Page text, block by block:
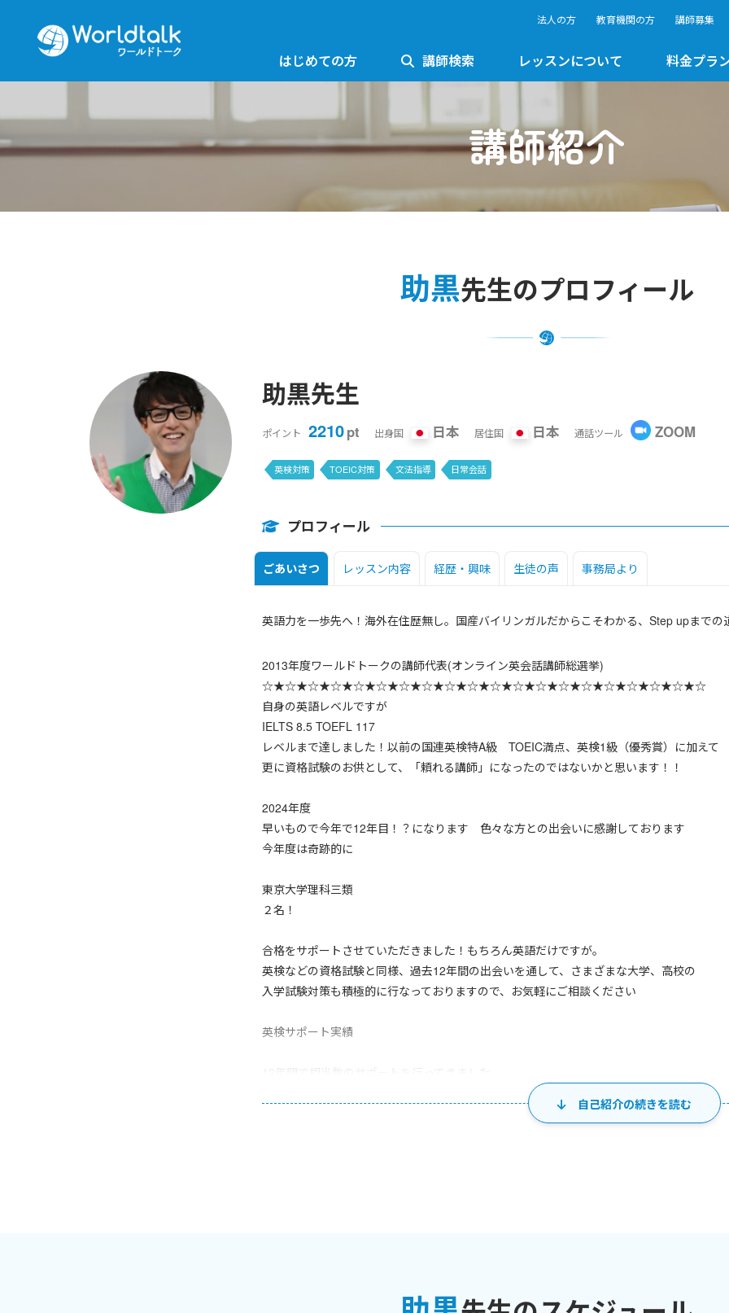
法人の方 教育機関の方 講師募集
はじめての方 講師検索 レッスンについて 料金プラ
講師紹介
助黒先生のプロフィール
助黒先生
ポイント 2210pt 出身国 日本 居住国 日本 通話ツール ZOOM
英検対策 TOEIC対策 文法指導 日常会話
プロフィール
ごあいさつ レッスン内容 経歴・興味 生徒の声 事務局より
英語力を一歩先へ！海外在住歴無し。国産バイリンガルだからこそわかる、Step upまでの
2013年度ワールドトークの講師代表(オンライン英会話講師総選挙)
☆★☆★☆★☆★☆★☆★☆★☆★☆★☆★☆★☆★☆★☆★☆★☆★☆★☆★☆★☆
自身の英語レベルですが
IELTS 8.5 TOEFL 117
レベルまで達しました！以前の国連英検特A級 TOEIC満点、英検1級（優秀賞）に加えて
更に資格試験のお供として、「頼れる講師」になったのではないかと思います！！
2024年度
早いもので今年で12年目！？になります 色々な方との出会いに感謝しております
今年度は奇跡的に
東京大学理科三類
２名！
合格をサポートさせていただきました！もちろん英語だけですが。
英検などの資格試験と同様、過去12年間の出会いを通して、さまざまな大学、高校の
入学試験対策も積極的に行なっておりますので、お気軽にご相談ください
英検サポート実績
総数を細かく数えていないのですが、（数回のサポートでもかぞえていいのか？っと思っ
1級 準1級は100名以上見ていますし、5級が少ない以外は各級100名以上サポートしてき
☆★☆★☆★☆★☆★☆★☆★☆★☆★☆★☆★☆★☆★☆★☆★☆★☆★☆★☆★☆
自己紹介の続きを読む